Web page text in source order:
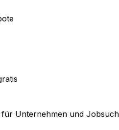
Unternehmen und